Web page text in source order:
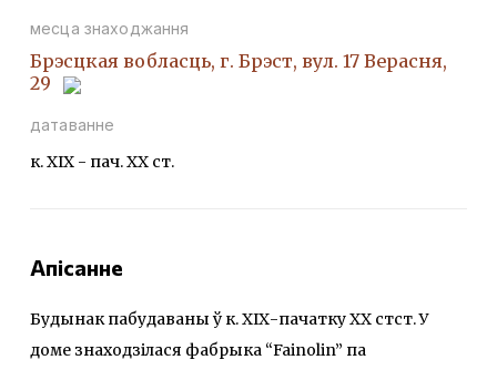
месца знаходжання
Брэсцкая вобласць, г. Брэст, вул. 17 Верасня,
29
датаванне
к. ХІХ - пач. ХХ ст.
Апісанне
Будынак пабудаваны ў к. ХІХ-пачатку ХХ стст. У
доме знаходзілася фабрыка “Fainolin” па